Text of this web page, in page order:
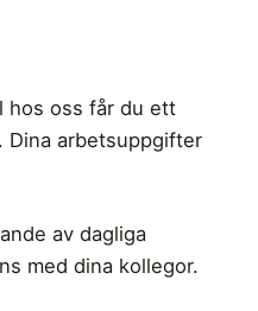
hos oss får du ett
Dina arbetsuppgifter
av dagliga
med dina kollegor.